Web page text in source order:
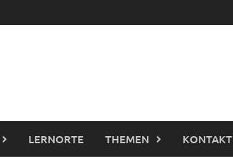
LERNORTE THEMEN KONTAKT